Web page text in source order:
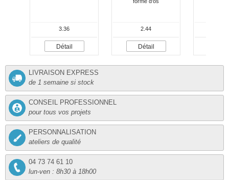
3.36
Détail
2.44
Détail
LIVRAISON EXPRESS
de 1 semaine si stock
CONSEIL PROFESSIONNEL
pour tous vos projets
PERSONNALISATION
ateliers de qualité
04 73 74 61 10
lun-ven : 8h30 à 18h00